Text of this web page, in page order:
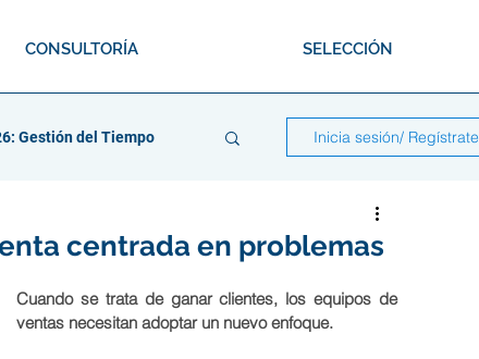
CONSULTORÍA SELECCIÓN
Gestión del Tiempo Inicia sesión/ Regístrate
centrada en problemas
Cuando se trata de ganar clientes, los equipos de
ventas necesitan adoptar un nuevo enfoque.